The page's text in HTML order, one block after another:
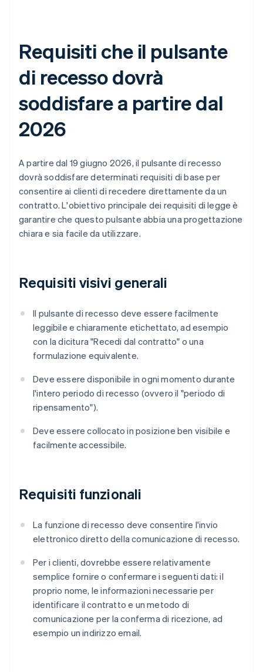
Requisiti che il pulsante
di recesso dovrà
soddisfare a partire dal
2026
A partire dal 19 giugno 2026, il pulsante di recesso
dovrà soddisfare determinati requisiti di base per
consentire ai clienti di recedere direttamente da un
contratto. L'obiettivo principale dei requisiti di legge è
garantire che questo pulsante abbia una progettazione
chiara e sia facile da utilizzare.
Requisiti visivi generali
Il pulsante di recesso deve essere facilmente
leggibile e chiaramente etichettato, ad esempio
con la dicitura "Recedi dal contratto" o una
formulazione equivalente.
Deve essere disponibile in ogni momento durante
l'intero periodo di recesso (ovvero il "periodo di
ripensamento").
Deve essere collocato in posizione ben visibile e
facilmente accessibile.
Requisiti funzionali
La funzione di recesso deve consentire l'invio
elettronico diretto della comunicazione di recesso.
Per i clienti, dovrebbe essere relativamente
semplice fornire o confermare i seguenti dati: il
proprio nome, le informazioni necessarie per
identificare il contratto e un metodo di
comunicazione per la conferma di ricezione, ad
esempio un indirizzo email.